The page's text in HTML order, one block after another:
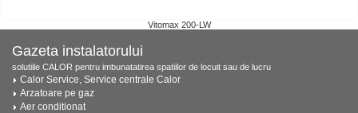
Vitomax 200-LW
Gazeta instalatorului
solutiile CALOR pentru imbunatatirea spatiilor de locuit sau de lucru
Calor Service, Service centrale Calor
Arzatoare pe gaz
Aer conditionat